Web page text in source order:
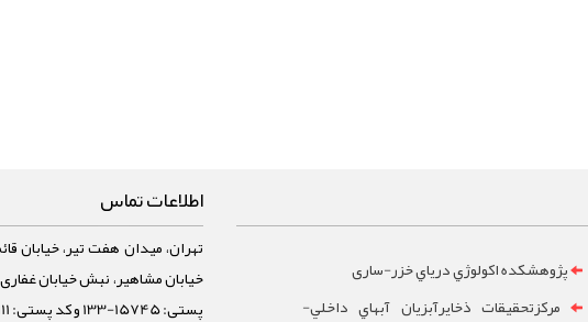
پژوهشکده اکولوژي درياي خزر-ساری
مرکزتحقيقات ذخايرآبزيان آبهاي داخلي-
اطلاعات تماس
تهران، میدان هفت تیر، خیابان
پستی: 15745-133 و کد پستی: 1588733111